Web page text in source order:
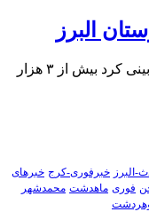
البرز
مدیر جهاد کشاورزی شهرستان البرز پیش بینی کرد بیش از ۳ هزار
البرز خبرفوری-کرج خبرهای
فوری ماهدشت محمدشهر